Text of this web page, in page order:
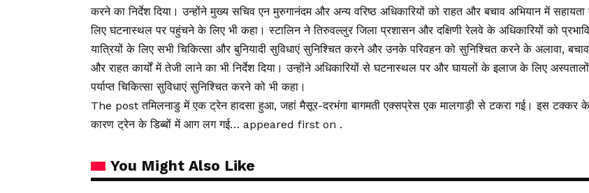
करने का निर्देश दिया। उन्होंने मुख्य सचिव एन मुरुगानंदम और अन्य वरिष्ठ अधिकारियों को राहत और बचाव अभियान में
लिए घटनास्थल पर पहुंचने के लिए भी कहा। स्टालिन ने तिरुवल्लुर जिला प्रशासन और दक्षिणी रेलवे के अधिकारियों को
यात्रियों के लिए सभी चिकित्सा और बुनियादी सुविधाएं सुनिश्चित करने और उनके परिवहन को सुनिश्चित करने के अलावा, बचाव
और राहत कार्यों में तेजी लाने का भी निर्देश दिया। उन्होंने अधिकारियों से घटनास्थल पर और घायलों के इलाज के लिए
पर्याप्त चिकित्सा सुविधाएं सुनिश्चित करने को भी कहा।
The post तमिलनाडु में एक ट्रेन हादसा हुआ, जहां मैसूर-दरभंगा बागमती एक्सप्रेस एक मालगाड़ी से टकरा गई। इस टक्कर के
कारण ट्रेन के डिब्बों में आग लग गई… appeared first on .
You Might Also Like